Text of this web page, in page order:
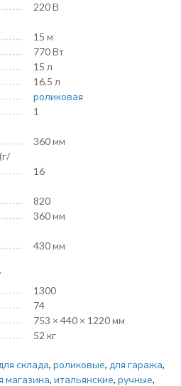
220 В
15 м
770 Вт
15 л
16.5 л
роликовая
1
360 мм
16
820
360 мм
430 мм
1300
74
753 × 440 × 1220 мм
52 кг
для склада, роликовые, для гаража,
магазина, итальянские, ручные,